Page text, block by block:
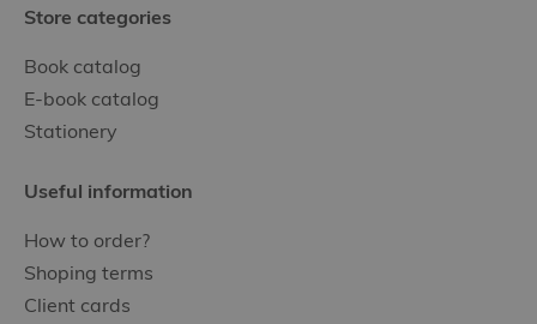
Store categories
Book catalog
E-book catalog
Stationery
Useful information
How to order?
Shoping terms
Client cards